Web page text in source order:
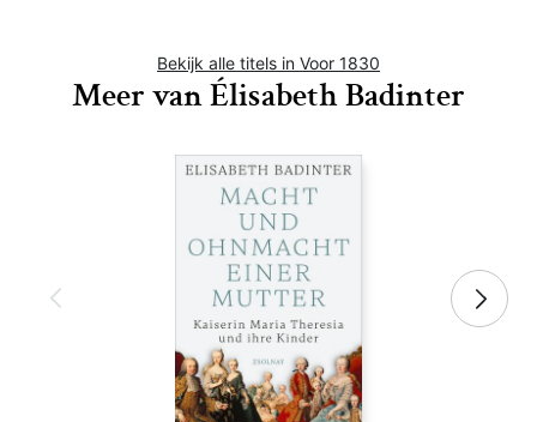
Bekijk alle titels in Voor 1830
Meer van Élisabeth Badinter